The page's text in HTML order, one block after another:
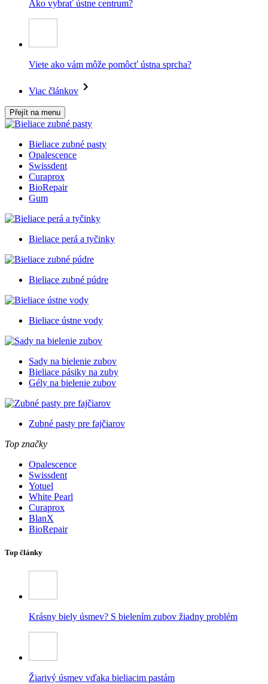
Ako vybrať ústne centrum?
Viete ako vám môže pomôcť ústna sprcha?
Viac článkov
Přejít na menu
Bieliace zubné pasty
Opalescence
Swissdent
Curaprox
BioRepair
Gum
Bieliace perá a tyčinky
Bieliace zubné púdre
Bieliace ústne vody
Sady na bielenie zubov
Bieliace pásiky na zuby
Gély na bielenie zubov
Zubné pasty pre fajčiarov
Top značky
Opalescence
Swissdent
Yotuel
White Pearl
Curaprox
BlanX
BioRepair
Top články
Krásny biely úsmev? S bielením zubov žiadny problém
Žiarivý úsmev vďaka bieliacim pastám